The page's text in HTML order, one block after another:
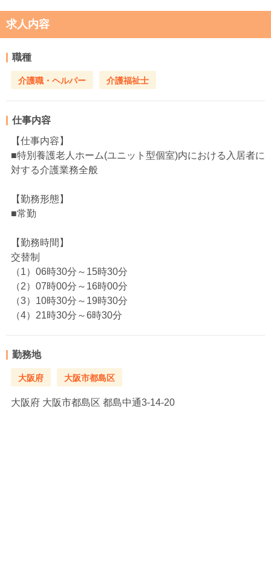
求人内容
職種
介護職・ヘルパー 介護福祉士
仕事内容
【仕事内容】
■特別養護老人ホーム(ユニット型個室)内における入居者に
対する介護業務全般
【勤務形態】
■常勤
【勤務時間】
交替制
（1）06時30分～15時30分
（2）07時00分～16時00分
（3）10時30分～19時30分
（4）21時30分～6時30分
勤務地
大阪府 大阪市都島区
大阪府 大阪市都島区 都島中通3-14-20